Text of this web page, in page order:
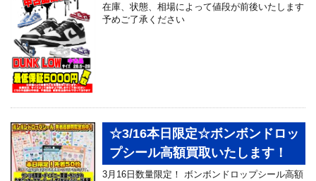
在庫、状態、相場によって値段が前後いたします
予めご了承ください
☆3/16本日限定☆ボンボンドロッ
プシール高額買取いたします！
3月16日数量限定！ ボンボンドロップシール高額